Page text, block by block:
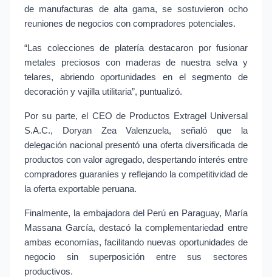
de manufacturas de alta gama, se sostuvieron ocho
reuniones de negocios con compradores potenciales.
“Las colecciones de platería destacaron por fusionar
metales preciosos con maderas de nuestra selva y
telares, abriendo oportunidades en el segmento de
decoración y vajilla utilitaria”, puntualizó.
Por su parte, el CEO de Productos Extragel Universal
S.A.C., Doryan Zea Valenzuela, señaló que la
delegación nacional presentó una oferta diversificada de
productos con valor agregado, despertando interés entre
compradores guaraníes y reflejando la competitividad de
la oferta exportable peruana.
Finalmente, la embajadora del Perú en Paraguay, María
Massana García, destacó la complementariedad entre
ambas economías, facilitando nuevas oportunidades de
negocio sin superposición entre sus sectores
productivos.